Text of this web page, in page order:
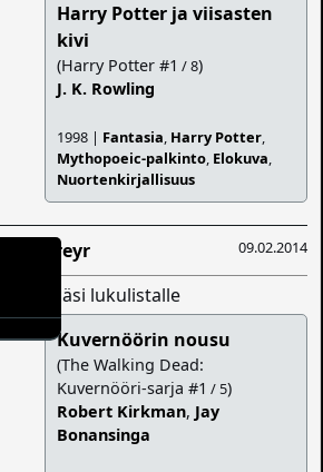
Harry Potter ja viisasten
kivi
(Harry Potter #1 / 8)
J. K. Rowling
1998 | Fantasia, Harry Potter,
Mythopoeic-palkinto, Elokuva,
Nuortenkirjallisuus
09.02.2014
Freyr
lisäsi lukulistalle
Kuvernöörin nousu
(The Walking Dead:
Kuvernööri-sarja #1 / 5)
Robert Kirkman, Jay
Bonansinga